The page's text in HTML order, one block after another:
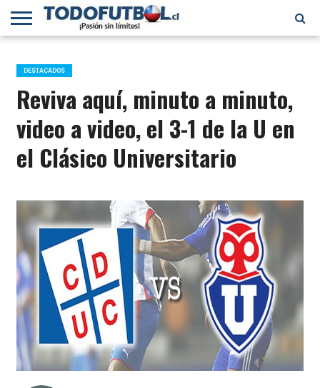
PRIMERA
B
SELECCIÓN
CHILENA
CHILENOS
EN EL
MUNDO
FÚTBOL
INTERNACIONAL
DESTACADOS
Reviva aquí, minuto a minuto,
video a video, el 3-1 de la U en
el Clásico Universitario